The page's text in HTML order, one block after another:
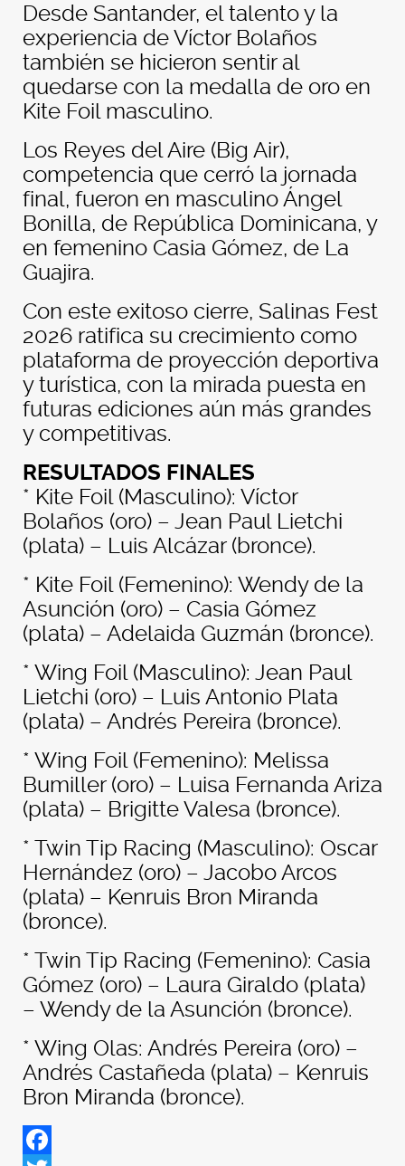
Desde Santander, el talento y la
experiencia de Víctor Bolaños
también se hicieron sentir al
quedarse con la medalla de oro en
Kite Foil masculino.
Los Reyes del Aire (Big Air),
competencia que cerró la jornada
final, fueron en masculino Ángel
Bonilla, de República Dominicana, y
en femenino Casia Gómez, de La
Guajira.
Con este exitoso cierre, Salinas Fest
2026 ratifica su crecimiento como
plataforma de proyección deportiva
y turística, con la mirada puesta en
futuras ediciones aún más grandes
y competitivas.
RESULTADOS FINALES
* Kite Foil (Masculino): Víctor
Bolaños (oro) – Jean Paul Lietchi
(plata) – Luis Alcázar (bronce).
* ⁠Kite Foil (Femenino): Wendy de la
Asunción (oro) – Casia Gómez
(plata) – Adelaida Guzmán (bronce).
* ⁠Wing Foil (Masculino): Jean Paul
Lietchi (oro) – Luis Antonio Plata
(plata) – Andrés Pereira (bronce).
* ⁠Wing Foil (Femenino): Melissa
Bumiller (oro) – Luisa Fernanda Ariza
(plata) – Brigitte Valesa (bronce).
* ⁠Twin Tip Racing (Masculino): Oscar
Hernández (oro) – Jacobo Arcos
(plata) – Kenruis Bron Miranda
(bronce).
* ⁠Twin Tip Racing (Femenino): Casia
Gómez (oro) – Laura Giraldo (plata)
– Wendy de la Asunción (bronce).
* ⁠Wing Olas: Andrés Pereira (oro) –
Andrés Castañeda (plata) – Kenruis
Bron Miranda (bronce).